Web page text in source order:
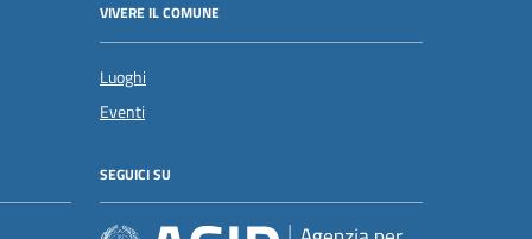
VIVERE IL COMUNE
Luoghi
Eventi
SEGUICI SU